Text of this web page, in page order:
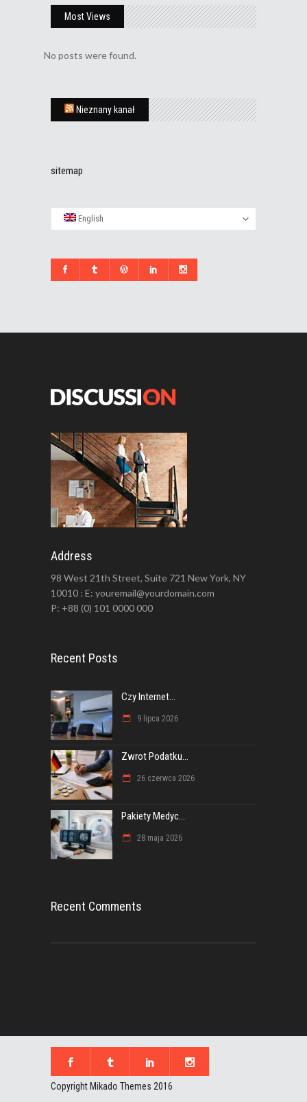
Most Views
No posts were found.
Nieznany kanał
sitemap
English
Address
98 West 21th Street, Suite 721 New York, NY
10010 : E: youremail@yourdomain.com
P: +88 (0) 101 0000 000
Recent Posts
Czy Internet...
9 lipca 2026
Zwrot Podatku...
26 czerwca 2026
Pakiety Medyc...
28 maja 2026
Recent Comments
Copyright Mikado Themes 2016